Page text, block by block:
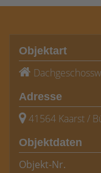
Objektart
Adresse
41564 Kaarst /
Objektdaten
Objekt-Nr.